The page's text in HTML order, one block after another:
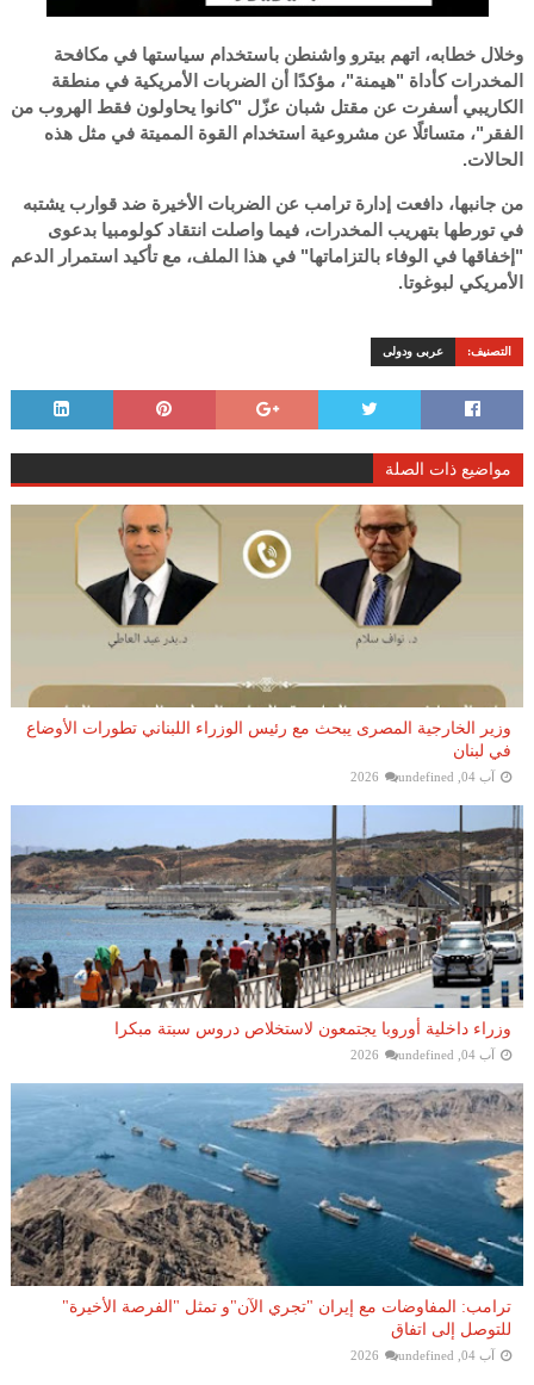
وخلال خطابه، اتهم بيترو واشنطن باستخدام سياستها في مكافحة
المخدرات كأداة "هيمنة"، مؤكدًا أن الضربات الأمريكية في منطقة
الكاريبي أسفرت عن مقتل شبان عزّل "كانوا يحاولون فقط الهروب من
الفقر"، متسائلًا عن مشروعية استخدام القوة المميتة في مثل هذه
الحالات.
من جانبها، دافعت إدارة ترامب عن الضربات الأخيرة ضد قوارب يشتبه
في تورطها بتهريب المخدرات، فيما واصلت انتقاد كولومبيا بدعوى
"إخفاقها في الوفاء بالتزاماتها" في هذا الملف، مع تأكيد استمرار الدعم
الأمريكي لبوغوتا.
التصنيف: عربى ودولى
مواضيع ذات الصلة
وزير الخارجية المصرى يبحث مع رئيس الوزراء اللبناني تطورات الأوضاع
في لبنان
آب 04, 2026 undefined
وزراء داخلية أوروبا يجتمعون لاستخلاص دروس سبتة مبكرا
آب 04, 2026 undefined
ترامب: المفاوضات مع إيران "تجري الآن"و تمثل "الفرصة الأخيرة"
للتوصل إلى اتفاق
آب 04, 2026 undefined